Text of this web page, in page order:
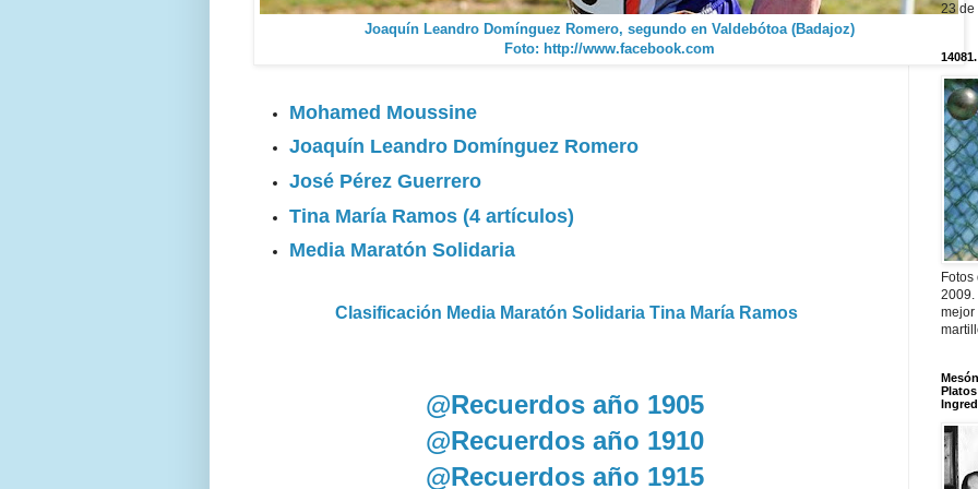
Joaquín Leandro Domínguez Romero, segundo en Valdebótoa (Badajoz)
Foto: http://www.facebook.com
Mohamed Moussine
Joaquín Leandro Domínguez Romero
José Pérez Guerrero
Tina María Ramos (4 artículos)
Media Maratón Solidaria
Clasificación Media Maratón Solidaria Tina María Ramos
@Recuerdos año 1905
@Recuerdos año 1910
@Recuerdos año 1915
23 de
2009.
mejor